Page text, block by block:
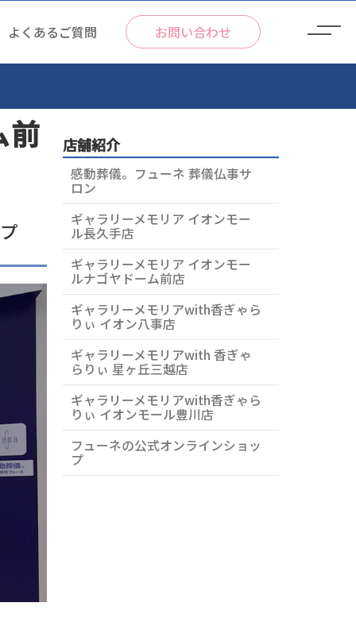
葬儀サービス
よくあるご質問 お問い合わせ
前 店舗紹介
感動葬儀。フューネ 葬儀仏事サ
ロン
ギャラリーメモリア イオンモー
ル長久手店
ギャラリーメモリア イオンモー
ルナゴヤドーム前店
ギャラリーメモリアwith香ぎゃら
りぃ イオン八事店
ギャラリーメモリアwith 香ぎゃ
らりぃ 星ヶ丘三越店
ギャラリーメモリアwith香ぎゃら
りぃ イオンモール豊川店
フューネの公式オンラインショッ
プ